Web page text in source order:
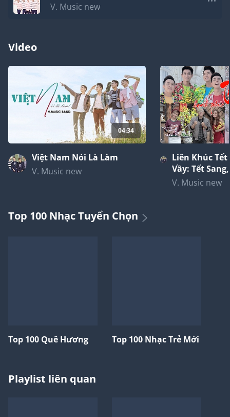
V. Music new
Video
04:34
Việt Nam Nói Là Làm
V. Music new
Liên Khúc
Vầy: Tết
Xuân Ngời,
V. Music new
Top 100 Nhạc Tuyển Chọn
Top 100 Quê Hương Top 100 Nhạc Trẻ Mới
Playlist liên quan